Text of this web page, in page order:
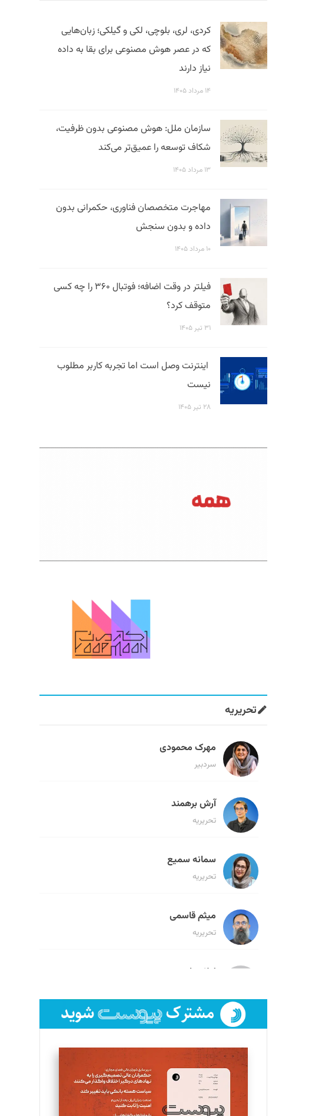
کردی، لری، بلوچی، لکی و گیلکی؛ زبان‌هایی
که در عصر هوش مصنوعی برای بقا به داده
نیاز دارند
۱۴ مرداد ۱۴۰۵
سازمان ملل: هوش مصنوعی بدون ظرفیت،
شکاف توسعه را عمیق‌تر می‌کند
۱۳ مرداد ۱۴۰۵
مهاجرت متخصصان فناوری، حکمرانی بدون
داده و بدون سنجش
۱۰ مرداد ۱۴۰۵
فیلتر در وقت اضافه؛ فوتبال ۳۶۰ را چه کسی
متوقف کرد؟
۳۱ تیر ۱۴۰۵
اینترنت وصل است اما تجربه کاربر مطلوب
نیست
۲۸ تیر ۱۴۰۵
تحریریه
مهرک محمودی
سردبیر
آرش برهمند
تحریریه
سمانه سمیع
تحریریه
میثم قاسمی
تحریریه
لیلا حنارود
فائزه فتحی رستمی
تحریریه
سروش کرمیان
تحریریه